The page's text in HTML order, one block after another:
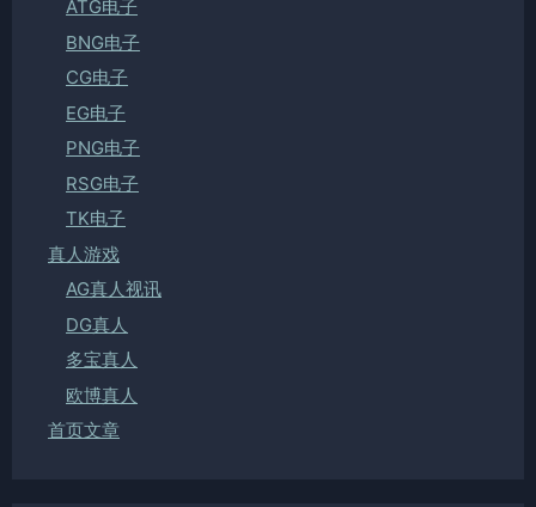
ATG电子
BNG电子
CG电子
EG电子
PNG电子
RSG电子
TK电子
真人游戏
AG真人视讯
DG真人
多宝真人
欧博真人
首页文章